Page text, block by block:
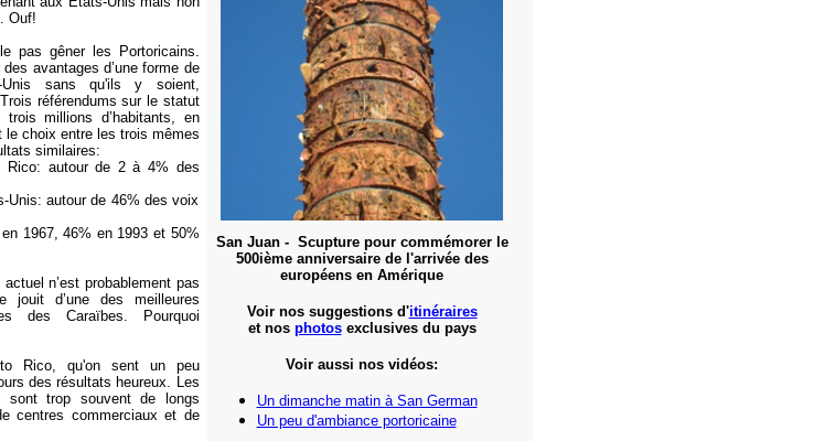
Ouf!
pas gêner les Portoricains.
avantages d’une forme de
Unis sans qu'ils y soient,
référendums sur le statut
millions d’habitants, en
le choix entre les trois mêmes
similaires:
Rico: autour de 2 à 4% des
Unis: autour de 46% des voix
1967, 46% en 1993 et 50%
n’est probablement pas
jouit d’une des meilleures
des Caraïbes. Pourquoi
Rico, qu'on sent un peu
des résultats heureux. Les
sont trop souvent de longs
centres commerciaux et de
San Juan - Scupture pour commémorer le
500ième anniversaire de l'arrivée des
européens en Amérique
Voir nos suggestions d'itinéraires
et nos photos exclusives du pays
Voir aussi nos vidéos:
Un dimanche matin à San German
Un peu d'ambiance portoricaine